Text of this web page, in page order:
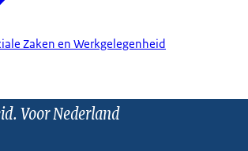
Zaken en Werkgelegenheid
Voor Nederland